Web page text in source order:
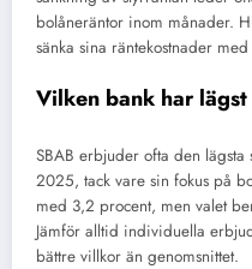
bolåneräntor inom månader.
sänka sina räntekostnader
Vilken bank har
SBAB erbjuder ofta den
2025, tack vare sin fokus på
med 3,2 procent, men valet
Jämför alltid individuella
bättre villkor än genomsnittet.